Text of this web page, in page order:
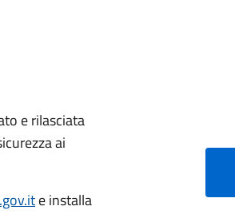
e rilasciata
ai
e installa